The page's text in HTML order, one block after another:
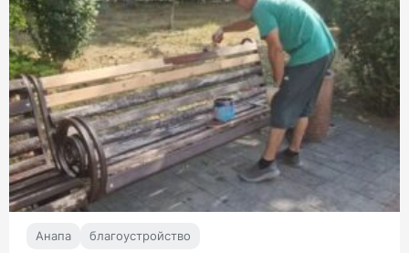
Анапа благоустройство